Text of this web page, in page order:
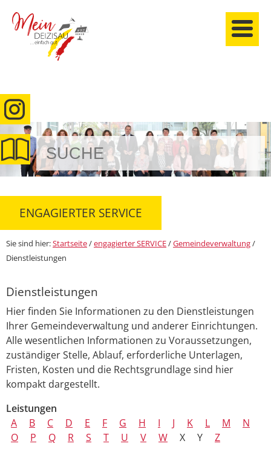
anmelden
ENGAGIERTER SERVICE
Sie sind hier:Startseite/engagierter SERVICE/Gemeindeverwaltung/
Dienstleistungen
Dienstleistungen
Hier finden Sie Informationen zu den Dienstleistungen
Ihrer Gemeindeverwaltung und anderer Einrichtungen.
Alle wesentlichen Informationen zu Voraussetzungen,
zuständiger Stelle, Ablauf, erforderliche Unterlagen,
Fristen, Kosten und die Rechtsgrundlage sind hier
kompakt dargestellt.
Leistungen
A
B C D E F G H I J K L M
N
O
P Q R S T U V W X Y Z